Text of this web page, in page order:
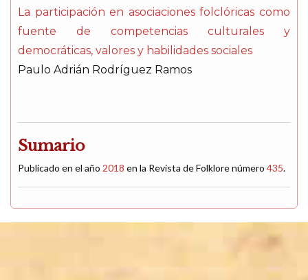
La participación en asociaciones folclóricas como
fuente de competencias culturales y
democráticas, valores y habilidades sociales
Paulo Adrián Rodríguez Ramos
Sumario
Publicado en el año 2018 en la Revista de Folklore número 435.